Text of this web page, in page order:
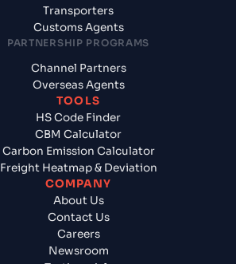
Transporters
Customs Agents
PARTNERSHIP PROGRAMS
Channel Partners
Overseas Agents
TOOLS
HS Code Finder
CBM Calculator
Carbon Emission Calculator
Freight Heatmap & Deviation
COMPANY
About Us
Contact Us
Careers
Newsroom